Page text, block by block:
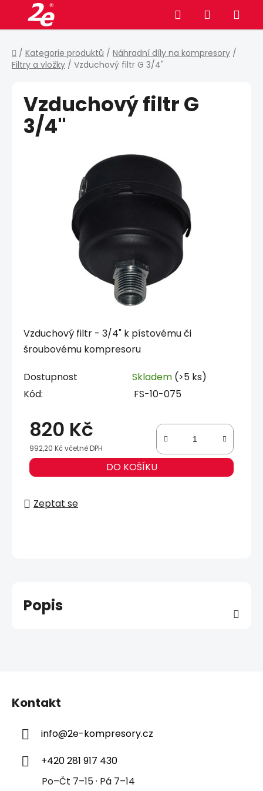
obsah
Hledat NÁKUPNÍ
KOŠÍK
Domů
/ Kategorie produktů / Náhradní díly na kompresory /
Filtry a vložky / Vzduchový filtr G 3/4"
Vzduchový filtr - 3/4" k pístovému či
šroubovému kompresoru
Dostupnost Skladem (>5 ks)
Kód:
FS-10-075
820 Kč
992,20 Kč včetně DPH
Měrná cena: DO KOŠÍKU
Zeptat se
Vzduchový filtr G
3/4"
Popis
Kontakt
info@2e-kompresory.cz
+420 281 917 430
Po–Čt 7–15 · Pá 7–14